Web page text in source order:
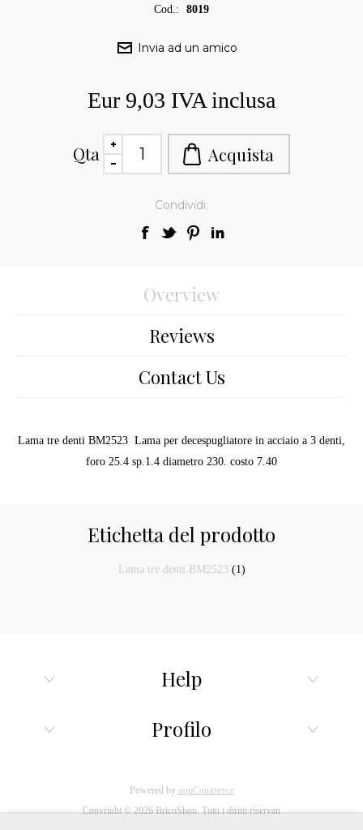
Cod.: 8019
Eur 9,03 IVA inclusa
Qta
Condividi:
Overview
Reviews
Contact Us
Lama tre denti BM2523 Lama per decespugliatore in acciaio a 3 denti,
foro 25.4 sp.1.4 diametro 230. costo 7.40
Etichetta del prodotto
Lama tre denti BM2523 (1)
Help
Profilo
Powered by nopCommerce
Copyright © 2026 BricoShop. Tutti i diritti riservati